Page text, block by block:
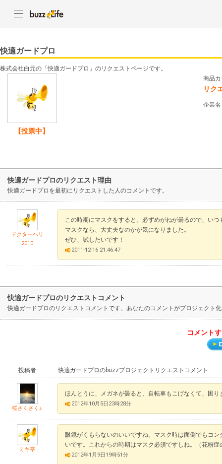
快適ガードプロ
株式会社白元の「快適ガードプロ」のリクエストページです。
【投票中】
商品
リク
企業
快適ガードプロのリクエスト理由
快適ガードプロを最初にリクエストした人のコメントです。
ドクターヘリ
2010
この時期にマスクをすると、必ずめがねが曇るので、い
マスクなら、大丈夫なのかが気になりました。
ぜひ、試したいです！
2011-12-16 21:46:47
快適ガードプロのリクエストコメント
快適ガードプロのリクエストコメントです。あなたのコメントがプロジェクト
コメント
投稿者 快適ガードプロのbuzzプロジェクトリクエストコメント
桜さくさく♪
ほんとうに、メガネが曇ると、自転車もこげなくて、困
2012年10月5日23時28分
ミキ亭
眼鏡がくもらないのいいですね。マスク時は面倒でもコ
いです。これからの時期はマスク必須ですしね。（花粉症
2012年1月9日19時51分